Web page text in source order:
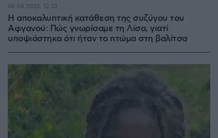
Η αποκαλυπτική κατάθεση της συζύγου του
Αφγανού: Πώς γνωρίσαμε τη Λίσα, γιατί
υποψιάστηκα ότι ήταν το πτώμα στη βαλίτσα
06.08.2026, 12:32